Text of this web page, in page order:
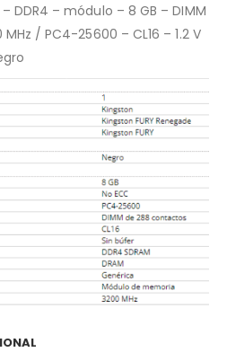
DDR4 – módulo – 8 GB – DIMM
/ PC4-25600 – CL16 – 1.2 V